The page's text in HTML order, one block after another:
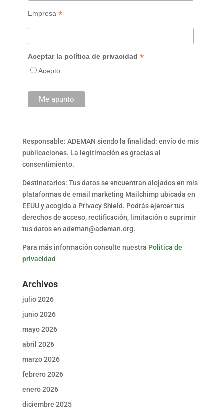
Empresa *
Aceptar la política de privacidad *
Acepto
Responsable: ADEMAN siendo la finalidad: envío de mis
publicaciones. La legitimación es gracias al
consentimiento.
Destinatarios: Tus datos se encuentran alojados en mis
plataformas de email marketing Mailchimp ubicada en
EEUU y acogida a Privacy Shield. Podrás ejercer tus
derechos de acceso, rectificación, limitación o suprimir
tus datos en ademan@ademan.org.
Para más información consulte nuestra Politica de
privacidad
Archivos
julio 2026
junio 2026
mayo 2026
abril 2026
marzo 2026
febrero 2026
enero 2026
diciembre 2025